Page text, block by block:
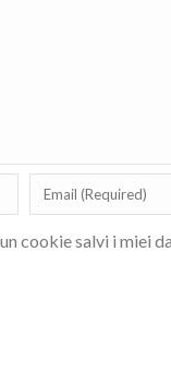
cookie salvi i miei